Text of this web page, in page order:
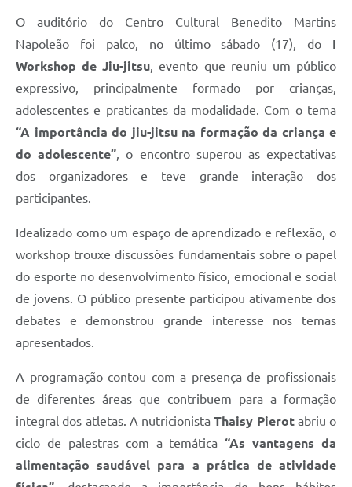
O auditório do Centro Cultural Benedito Martins
Napoleão foi palco, no último sábado (17), do I
Workshop de Jiu-jitsu , evento que reuniu um público
expressivo, principalmente formado por crianças,
adolescentes e praticantes da modalidade. Com o tema
“A importância do jiu-jitsu na formação da criança e
do adolescente” , o encontro superou as expectativas
dos organizadores e teve grande interação dos
participantes.
Idealizado como um espaço de aprendizado e reflexão, o
workshop trouxe discussões fundamentais sobre o papel
do esporte no desenvolvimento físico, emocional e social
de jovens. O público presente participou ativamente dos
debates e demonstrou grande interesse nos temas
apresentados.
A programação contou com a presença de profissionais
de diferentes áreas que contribuem para a formação
integral dos atletas. A nutricionistaThaisy Pierotabriu o
ciclo de palestras com a temática“As vantagens da
alimentação saudável para a prática de atividade